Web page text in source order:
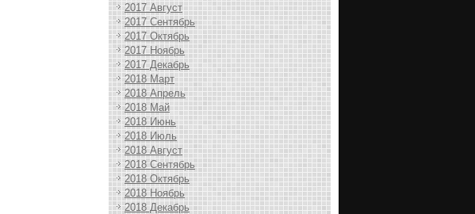
2017 Август
2017 Сентябрь
2017 Октябрь
2017 Ноябрь
2017 Декабрь
2018 Март
2018 Апрель
2018 Май
2018 Июнь
2018 Июль
2018 Август
2018 Сентябрь
2018 Октябрь
2018 Ноябрь
2018 Декабрь